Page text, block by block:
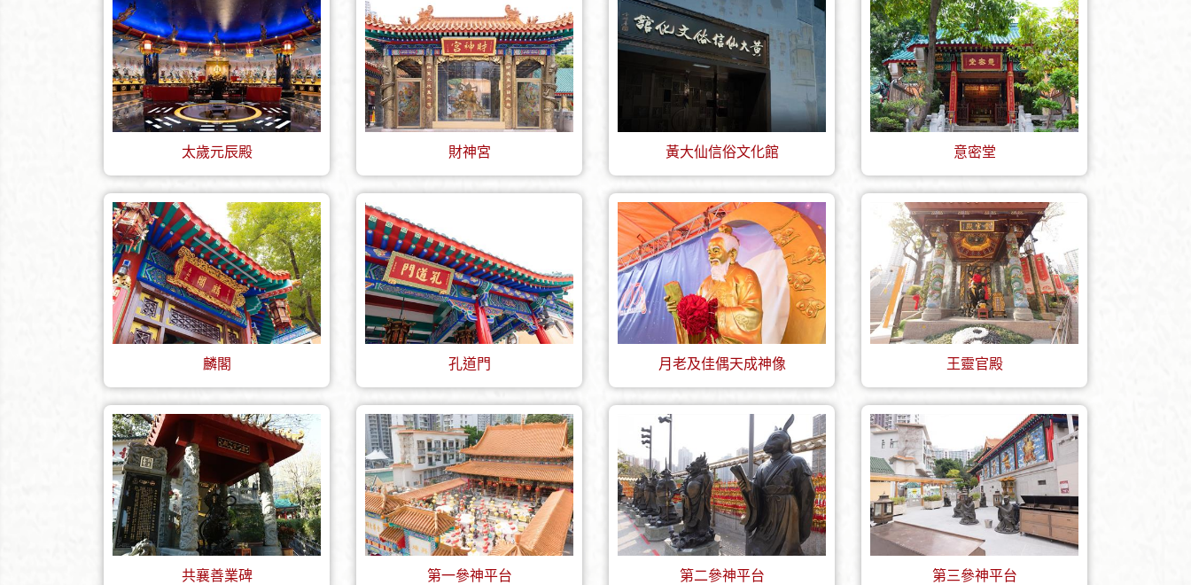
太歲元辰殿 財神宮 黃大仙信俗文化館 意密堂
麟閣 孔道門 月老及佳偶天成神像 王靈官殿
共襄善業碑 第一參神平台 第二參神平台 第三參神平台